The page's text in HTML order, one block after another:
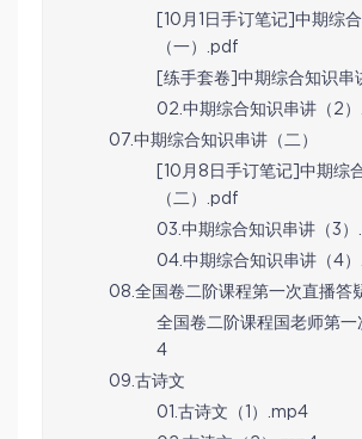
[10月1日手订笔记]中期综
（一）.pdf
[练手套卷]中期综合知识
02.中期综合知识串讲（2
07.中期综合知识串讲（二）
[10月8日手订笔记]中期综
（二）.pdf
03.中期综合知识串讲（3
04.中期综合知识串讲（4
08.全国卷二阶课程第一次直播答
全国卷二阶课程国老师第
4
09.古诗文
01.古诗文（1）.mp4